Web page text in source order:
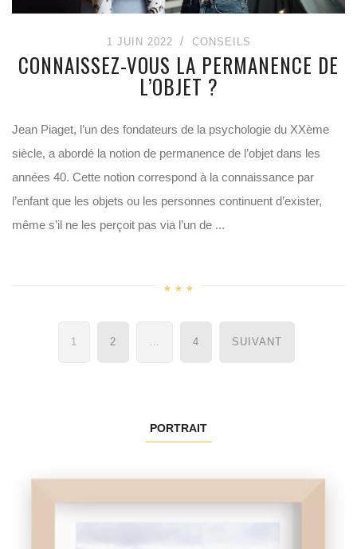
1 JUIN 2022 CONSEILS
CONNAISSEZ-VOUS LA PERMANENCE DE
L’OBJET ?
Jean Piaget, l’un des fondateurs de la psychologie du XXème
siècle, a abordé la notion de permanence de l’objet dans les
années 40. Cette notion correspond à la connaissance par
l’enfant que les objets ou les personnes continuent d’exister,
même s’il ne les perçoit pas via l’un de ...
Navigation
des
1 2 … 4 SUIVANT
PORTRAIT